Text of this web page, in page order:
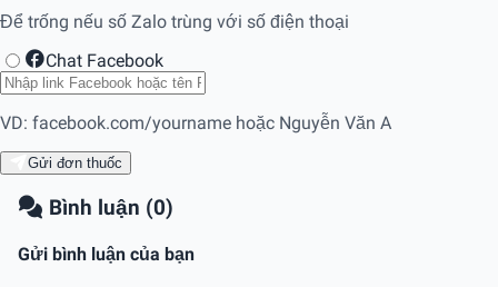
Để trống nếu số Zalo trùng với số điện thoại
Chat Facebook
VD: facebook.com/yourname hoặc Nguyễn Văn A
Gửi đơn thuốc
Bình luận (0)
Gửi bình luận của bạn